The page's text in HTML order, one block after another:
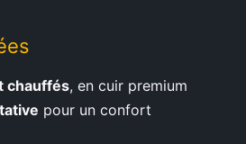
chauffés, en cuir premium
pour un confort